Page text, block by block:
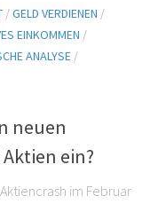
/GELD VERDIENEN /
EINKOMMEN /
ANALYSE /
neuen
ein?
im Februar